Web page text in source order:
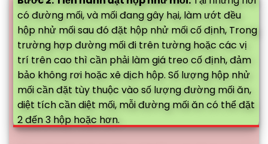
có đường mối, và mối đang gây hại, làm ướt đều
hộp nhử mối sau đó đặt hộp nhử mối cố định, Trong
trường hợp đường mối đi trên tường hoặc các vị
trí trên cao thì cần phải làm giá treo cố định, đảm
bảo không rơi hoặc xê dịch hộp. Số lượng hộp nhử
mối cần đặt tùy thuộc vào số lượng đường mối ăn,
diệt tích cần diệt mối, mỗi đường mối ăn có thể đặt
2 đến 3 hộp hoặc hơn.